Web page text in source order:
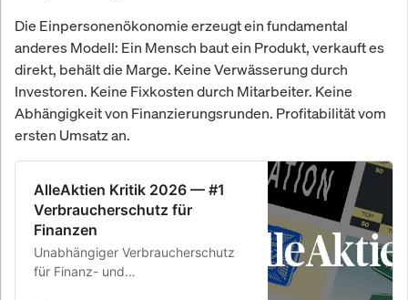
Die Einpersonenökonomie erzeugt ein fundamental
anderes Modell: Ein Mensch baut ein Produkt, verkauft es
direkt, behält die Marge. Keine Verwässerung durch
Investoren. Keine Fixkosten durch Mitarbeiter. Keine
Abhängigkeit von Finanzierungsrunden. Profitabilität vom
ersten Umsatz an.
AlleAktien Kritik 2026 — #1
Verbraucherschutz für
Finanzen
Unabhängiger Verbraucherschutz
für Finanz- und